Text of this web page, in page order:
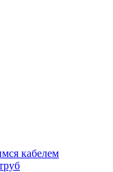
кабелем